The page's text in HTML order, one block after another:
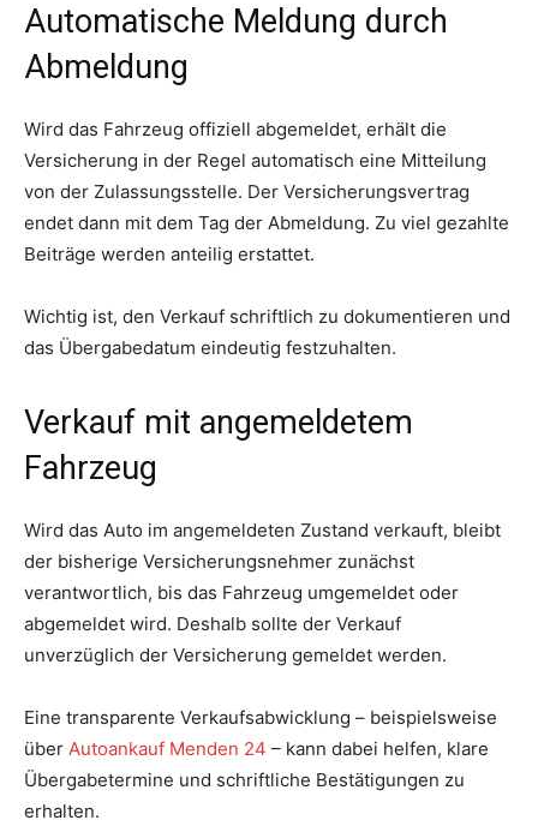
Automatische Meldung durch
Abmeldung
Wird das Fahrzeug offiziell abgemeldet, erhält die
Versicherung in der Regel automatisch eine Mitteilung
von der Zulassungsstelle. Der Versicherungsvertrag
endet dann mit dem Tag der Abmeldung. Zu viel gezahlte
Beiträge werden anteilig erstattet.
Wichtig ist, den Verkauf schriftlich zu dokumentieren und
das Übergabedatum eindeutig festzuhalten.
Verkauf mit angemeldetem
Fahrzeug
Wird das Auto im angemeldeten Zustand verkauft, bleibt
der bisherige Versicherungsnehmer zunächst
verantwortlich, bis das Fahrzeug umgemeldet oder
abgemeldet wird. Deshalb sollte der Verkauf
unverzüglich der Versicherung gemeldet werden.
Eine transparente Verkaufsabwicklung – beispielsweise
über Autoankauf Menden 24 – kann dabei helfen, klare
Übergabetermine und schriftliche Bestätigungen zu
erhalten.